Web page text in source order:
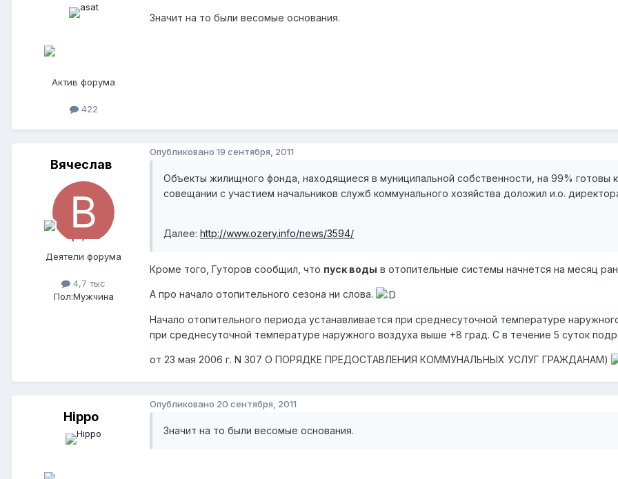
Актив форума
422
Значит на то были весомые основания.
Вячеслав
Деятели форума
4,7 тыс
Пол:Мужчина
Опубликовано 19 сентября, 2011
Объекты жилищного фонда, находящиеся в муниципальной собственности, на 99%
совещании с участием начальников служб коммунального хозяйства доложил и.о.
Далее: http://www.ozery.info/news/3594/
Кроме того, Гуторов сообщил, что пуск воды в отопительные системы начнется на месяц
А про начало отопительного сезона ни слова.
Начало отопительного периода устанавливается при среднесуточной температуре
при среднесуточной температуре наружного воздуха выше +8 град. C в течение 5 суток
от 23 мая 2006 г. N 307 О ПОРЯДКЕ ПРЕДОСТАВЛЕНИЯ КОММУНАЛЬНЫХ УСЛУГ ГРАЖДАНАМ)
Hippo
Опубликовано 20 сентября, 2011
Значит на то были весомые основания.